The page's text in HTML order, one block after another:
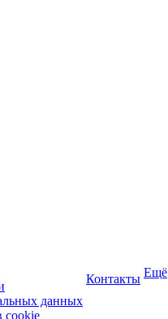
данных
cookie
Контакты Ещё